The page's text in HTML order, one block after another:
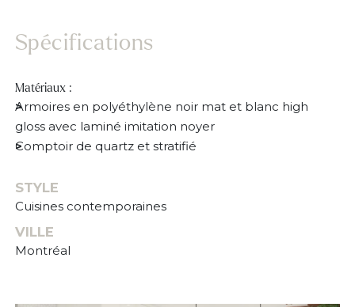
Spécifications
Matériaux :
Armoires en polyéthylène noir mat et blanc high
gloss avec laminé imitation noyer
Comptoir de quartz et stratifié
STYLE
Cuisines contemporaines
VILLE
Montréal